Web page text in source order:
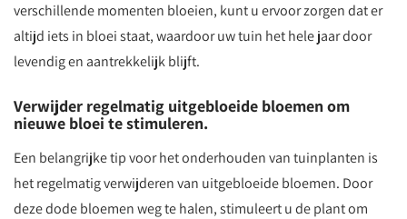
verschillende momenten bloeien, kunt u ervoor zorgen dat er
altijd iets in bloei staat, waardoor uw tuin het hele jaar door
levendig en aantrekkelijk blijft.
Verwijder regelmatig uitgebloeide bloemen om
nieuwe bloei te stimuleren.
Een belangrijke tip voor het onderhouden van tuinplanten is
het regelmatig verwijderen van uitgebloeide bloemen. Door
deze dode bloemen weg te halen, stimuleert u de plant om